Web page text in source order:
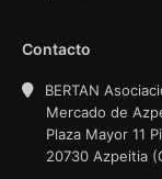
Contacto
BERTAN
Mercado de
Plaza Mayor 11
20730 Azpeitia